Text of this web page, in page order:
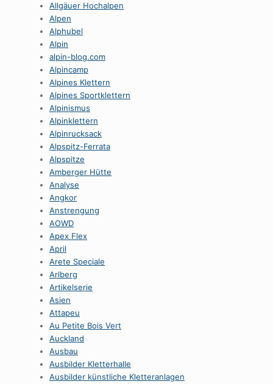
Allgäuer Hochalpen
Alpen
Alphubel
Alpin
alpin-blog.com
Alpincamp
Alpines Klettern
Alpines Sportklettern
Alpinismus
Alpinklettern
Alpinrucksack
Alpspitz-Ferrata
Alpspitze
Amberger Hütte
Analyse
Angkor
Anstrengung
AOWD
Apex Flex
April
Arete Speciale
Arlberg
Artikelserie
Asien
Attapeu
Au Petite Bois Vert
Auckland
Ausbau
Ausbilder Kletterhalle
Ausbilder künstliche Kletteranlagen